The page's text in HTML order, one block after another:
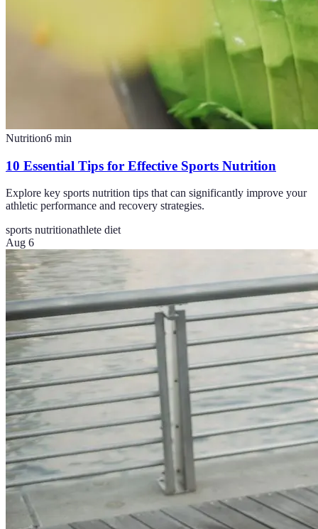
Nutrition6 min
10 Essential Tips for Effective Sports Nutrition
Explore key sports nutrition tips that can significantly improve your
athletic performance and recovery strategies.
sports nutritionathlete diet
Aug 6